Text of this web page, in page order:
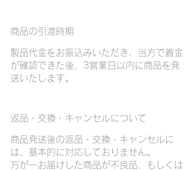
​商品の引渡時期
製品代金をお振込みいただき、当方で着金
が確認できた後、3営業日以内に商品を発
送いたします。
返品・交換・キャンセルについて
商品発送後の返品・交換・キャンセルに
は、基本的に対応しておりません。
万が一お届けした商品が不良品、もしくは